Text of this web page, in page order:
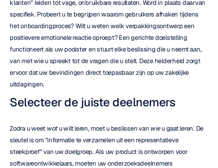
klanten" leiden tot vage, onbruikbare resultaten. Word in plaats daarvan
specifiek. Probeert u te begrijpen waarom gebruikers afhaken tijdens
het onboardingproces? Wilt u weten welk verpakkingsontwerp een
positievere emotionele reactie oproept? Een gerichte doelstelling
functioneert als uw poolster en stuurt elke beslissing die u neemt aan,
van met wie u spreekt tot de vragen die u stelt. Deze helderheid zorgt
ervoor dat uw bevindingen direct toepasbaar zijn op uw zakelijke
uitdagingen.
Selecteer de juiste deelnemers
Zodra u weet wat u wilt leren, moet u beslissen van wie u gaat leren. De
sleutel is om "informatie te verzamelen uit een representatieve
steekproef" van uw doelgroep. Als uw product is ontworpen voor
softwareontwikkelaars, moeten uw onderzoeksdeelnemers